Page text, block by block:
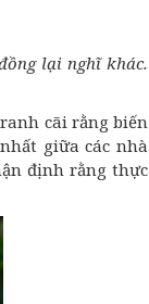
lại nghĩ khác.
cãi rằng biến
giữa các nhà
định rằng thực